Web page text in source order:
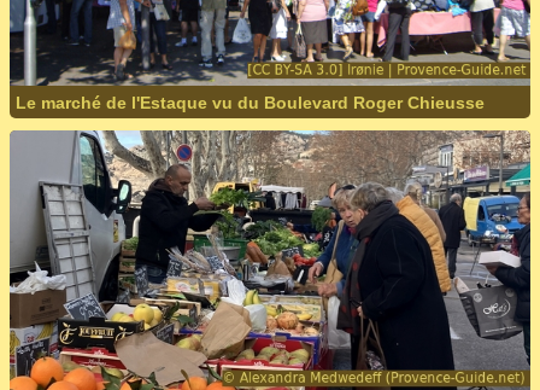
Le marché de l'Estaque vu du Boulevard Roger Chieusse